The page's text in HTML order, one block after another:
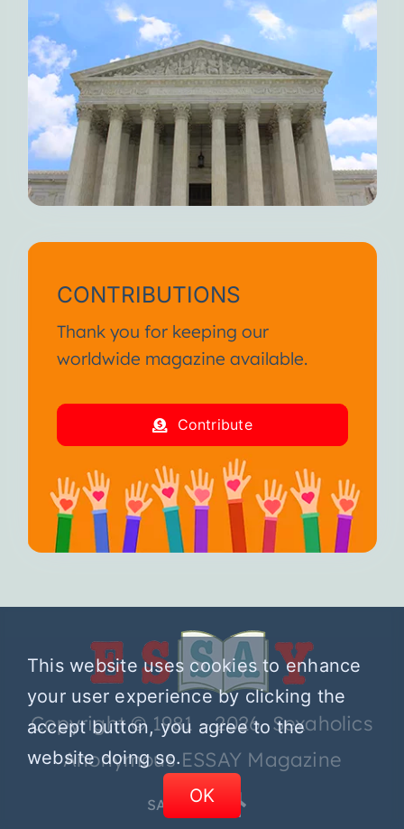
CONTRIBUTIONS
Thank you for keeping our
worldwide magazine available.
Contribute
Copyright © 1981 – 2026 Sexaholics
Anonymous ESSAY Magazine
SA.ORG
This website uses cookies to enhance
your user experience by clicking the
accept button, you agree to the
website doing so.
OK